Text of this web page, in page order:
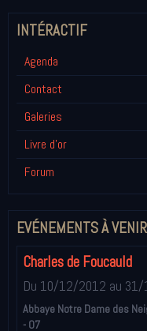
INTÉRACTIF
Agenda
Contact
Galeries
Livre d'or
Forum
EVÉNEMENTS À VENIR
Charles de Foucauld
Du 10/12/2012 au
Abbaye Notre Dame des
- 07